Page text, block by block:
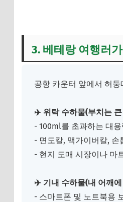
3. 베테랑 여행러
공항 카운터 앞에서 허
✈️ 위탁 수하물(부치는
- 100ml를 초과하는 대
- 면도칼, 맥가이버칼,
- 현지 도매 시장이나 마
✈️ 기내 수하물(내 어깨
- 스마트폰 및 노트북용